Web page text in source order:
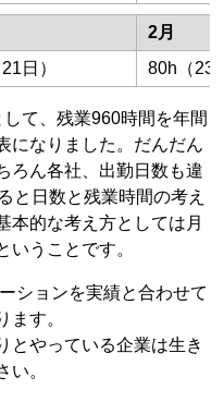
2月
日） 80h（23
て、残業960時間を年間
になりました。だんだん
ろん各社、出勤日数も違
と日数と残業時間の考え
本的な考え方としては月
いうことです。
ションを実績と合わせて
ます。
とやっている企業は生き
い。